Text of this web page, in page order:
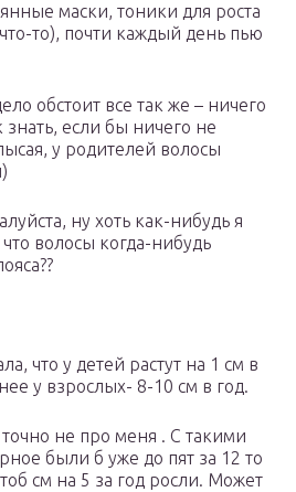
маски, тоники для роста
то), почти каждый день пью
обстоит все так же – ничего
знать, если бы ничего не
у родителей волосы
ну хоть как-нибудь я
что волосы когда-нибудь
что у детей растут на 1 см в
у взрослых- 8-10 см в год.
точно не про меня . С такими
были б уже до пят за 12 то
см на 5 за год росли. Может